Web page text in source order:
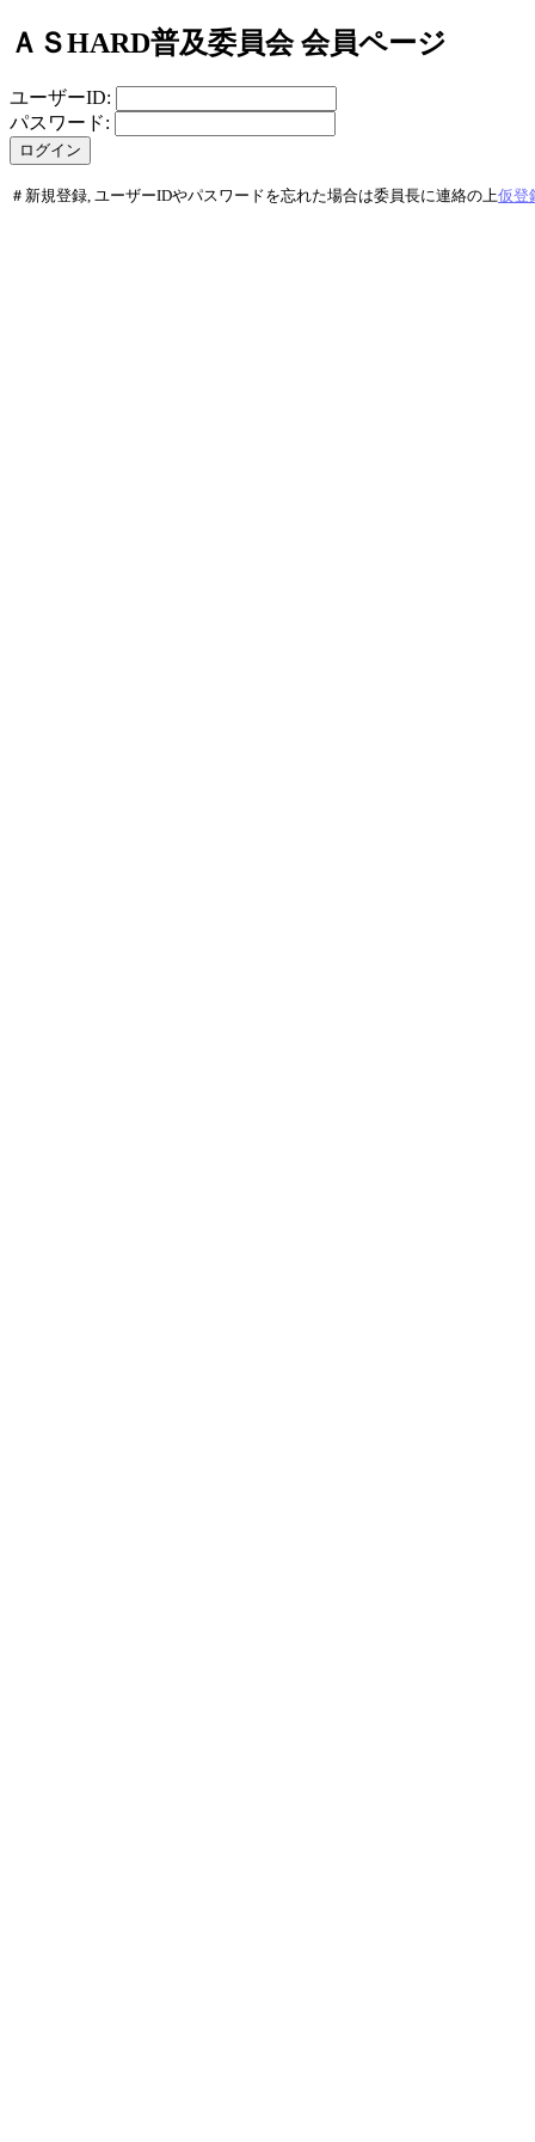
ＡＳHARD普及委員会 会員ページ
ユーザーID:
パスワード:
＃新規登録, ユーザーIDやパスワードを忘れた場合は委員長に連絡の上仮登